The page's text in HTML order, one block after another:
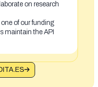
on research
of our funding
maintain the API